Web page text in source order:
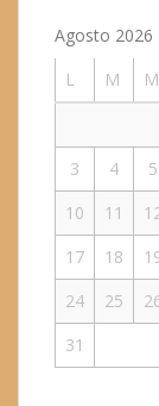
Agosto 2026
L
M M
3
4 5
10
11
17
18
24
25
31